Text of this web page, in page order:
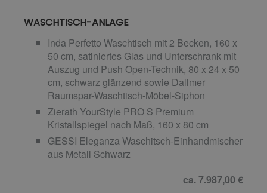
WASCHTISCH-ANLAGE
Inda Perfetto Waschtisch mit 2 Becken, 160 x
50 cm, satiniertes Glas und Unterschrank mit
Auszug und Push Open-Technik, 80 x 24 x 50
cm, schwarz glänzend sowie Dallmer
Raumspar-Waschtisch-Möbel-Siphon
Zierath YourStyle PRO S Premium
Kristallspiegel nach Maß, 160 x 80 cm
GESSI Eleganza Waschitsch-Einhandmischer
aus Metall Schwarz
ca. 7.987,00 €